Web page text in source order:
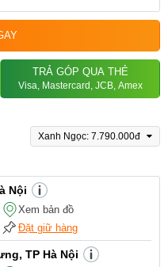
TRẢ GÓP QUA THẺ
Visa, Mastercard, JCB, Amex
Xanh Ngọc: 7.790.000đ
Nội
Xem bản đồ
Đặt giữ hàng
TP Hà Nội